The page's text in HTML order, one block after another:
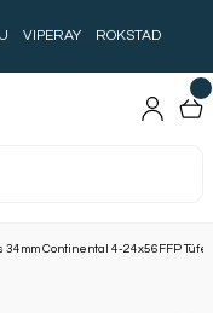
VIPERAY ROKSTAD
34mm Continental 4-24x56FFP